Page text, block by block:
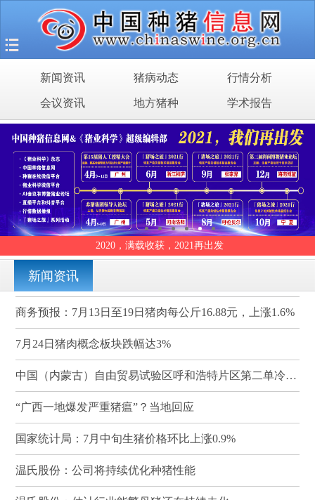
新闻资讯 猪病动态 行情分析
会议资讯 地方猪种 学术报告
2020，满载收获，2021再出发
新闻资讯
商务预报：7月13日至19日猪肉每公斤16.88元，上涨1.6%
7月24日猪肉概念板块跌幅达3%
中国（内蒙古）自由贸易试验区呼和浩特片区第二单冷冻猪肉发往蒙古国
“广西一地爆发严重猪瘟”？当地回应
国家统计局：7月中旬生猪价格环比上涨0.9%
温氏股份：公司将持续优化种猪性能
首页
猪场之旅
新闻资讯
猪病动态
行情分析
会议资讯
地方猪种